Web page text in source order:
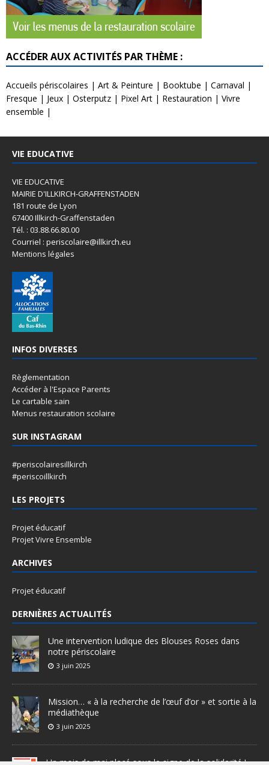
ACCÉDER AUX ACTIVITÉS PAR THÈME :
Accueils périscolaires | Art & Peinture | Booktube | Carnaval |
Fresque | Jeux | Osterputz | Pixel Art | Restauration | Vivre
ensemble |
VIE EDUCATIVE
VIE EDUCATIVE
MAIRIE D'ILLKIRCH-GRAFFENSTADEN
181 route de Lyon
67400 Illkirch-Graffenstaden
Tél. : 03.88.66.80.00
Courriel : periscolaire@illkirch.eu
Mentions légales
INFOS DIVERSES
Règlementation
Accéder à l'Espace Parents
Le cartable sain
Menus restauration scolaire
SUR INSTAGRAM
#periscolairesillkirch
#periscoillkirch
LES PROJETS
Projet éducatif
Projet Vivre Ensemble
ARCHIVES
Projet éducatif
DERNIÈRES ACTUALITÉS
Une intervention ludique des Blouses Roses dans
notre périscolaire
3 juin 2025
Mission… « à la recherche de l’œuf d’or » et sortie à la
médiathèque
3 juin 2025
Un mois de mai placé sous le signe de la solidarité !